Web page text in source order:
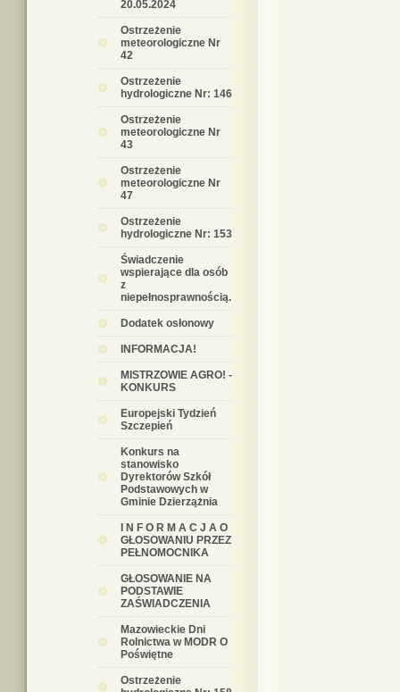
20.05.2024
Ostrzeżenie
meteorologiczne Nr
42
Ostrzeżenie
hydrologiczne Nr: 146
Ostrzeżenie
meteorologiczne Nr
43
Ostrzeżenie
meteorologiczne Nr
47
Ostrzeżenie
hydrologiczne Nr: 153
Świadczenie
wspierające dla osób
z
niepełnosprawnością.
Dodatek osłonowy
INFORMACJA!
MISTRZOWIE AGRO! -
KONKURS
Europejski Tydzień
Szczepień
Konkurs na
stanowisko
Dyrektorów Szkół
Podstawowych w
Gminie Dzierzążnia
I N F O R M A C J A O
GŁOSOWANIU PRZEZ
PEŁNOMOCNIKA
GŁOSOWANIE NA
PODSTAWIE
ZAŚWIADCZENIA
Mazowieckie Dni
Rolnictwa w MODR O
Poświętne
Ostrzeżenie